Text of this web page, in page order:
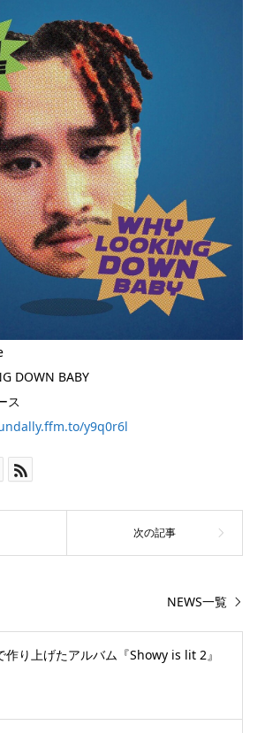
DOWN BABY
ス
y9q0r6l
NEWS一覧
り上げたアルバム『Showy is lit 2』